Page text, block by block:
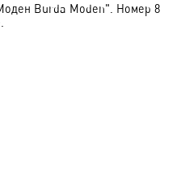
Burda Moden". Номер 8